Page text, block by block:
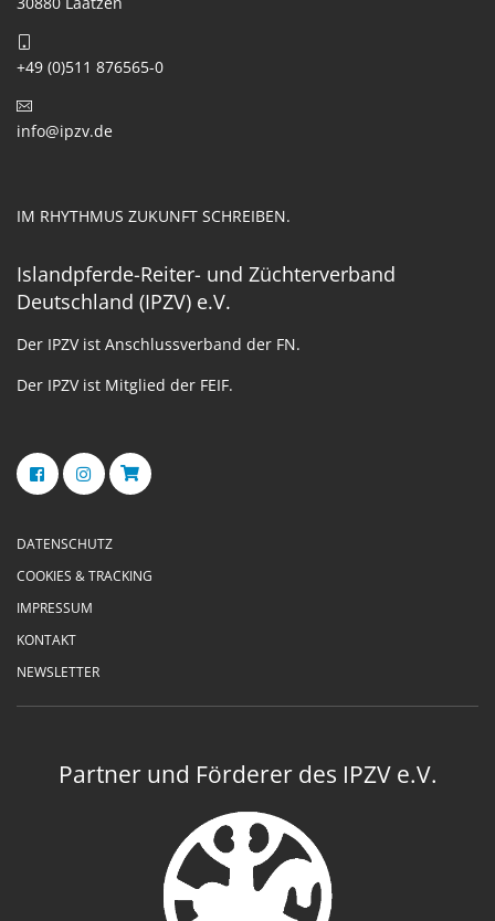
+49 (0)511 876565-0
info@ipzv.de
IM RHYTHMUS ZUKUNFT SCHREIBEN.
Islandpferde-Reiter- und Züchterverband
Deutschland (IPZV) e.V.
Der IPZV ist Anschlussverband der FN.
Der IPZV ist Mitglied der FEIF.
DATENSCHUTZ
COOKIES & TRACKING
IMPRESSUM
KONTAKT
NEWSLETTER
Partner und Förderer des IPZV e.V.